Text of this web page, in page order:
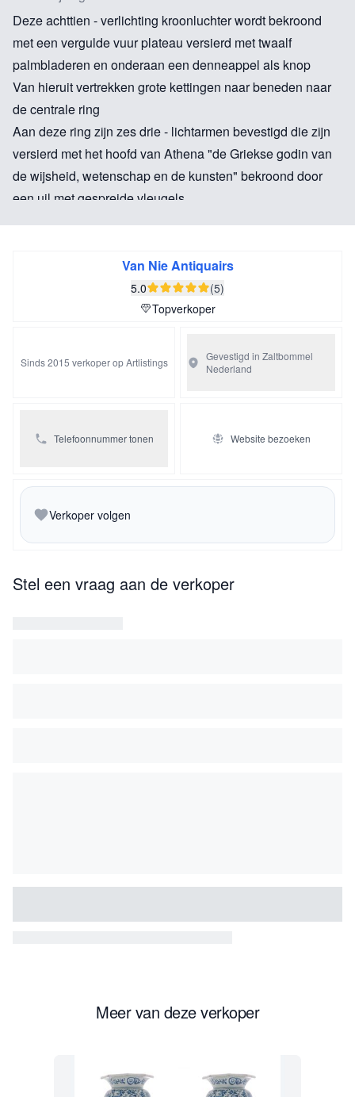
Deze achttien - verlichting kroonluchter wordt bekroond
met een vergulde vuur plateau versierd met twaalf
palmbladeren en onderaan een denneappel als knop
Van hieruit vertrekken grote kettingen naar beneden naar
de centrale ring
Aan deze ring zijn zes drie - lichtarmen bevestigd die zijn
versierd met het hoofd van Athena "de Griekse godin van
de wijsheid, wetenschap en de kunsten" bekroond door
een uil met gespreide vleugels
Van de erering verlaten vierentwintig banden buigend
De banden zijn versierd met opengewerkte motieven te
De banden komen samen aan een plateau versierd met
Van Nie Antiquairs
5.0
(5)
Topverkoper
Sinds 2015 verkoper op Artlistings
Gevestigd in Zaltbommel
Nederland
Telefoonnummer tonen Website bezoeken
Verkoper volgen
Stel een vraag aan de verkoper
Meer van deze verkoper